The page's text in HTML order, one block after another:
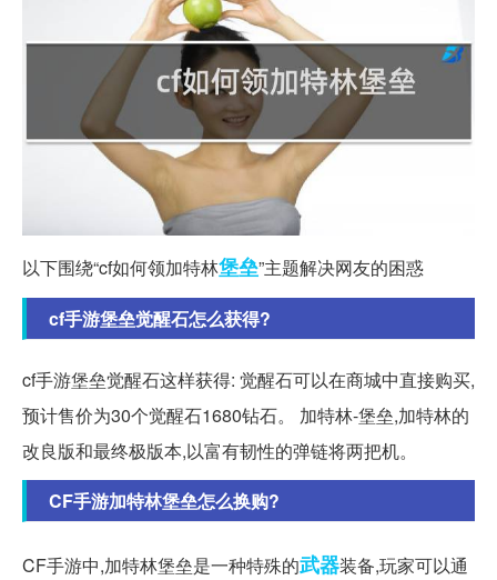
以下围绕“cf如何领加特林堡垒”主题解决网友的困惑
cf手游堡垒觉醒石怎么获得?
cf手游堡垒觉醒石这样获得: 觉醒石可以在商城中直接购买,
预计售价为30个觉醒石1680钻石。 加特林-堡垒,加特林的
改良版和最终极版本,以富有韧性的弹链将两把机。
CF手游加特林堡垒怎么换购?
CF手游中,加特林堡垒是一种特殊的武器装备,玩家可以通